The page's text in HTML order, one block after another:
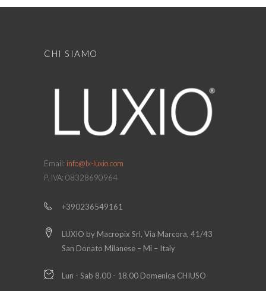
CHI SIAMO
Email: info@lx-luxio.com
P. IVA: 08328690964
+390236549161
LUXIO by Macropix Srl, Via Marcora, 41/43
San Donato Milanese – Mi – Italy
Lun - Sab 8.00 - 18.00 Domenica CHIUSO